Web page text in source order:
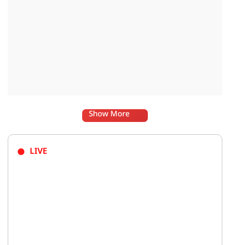
Show More
LIVE